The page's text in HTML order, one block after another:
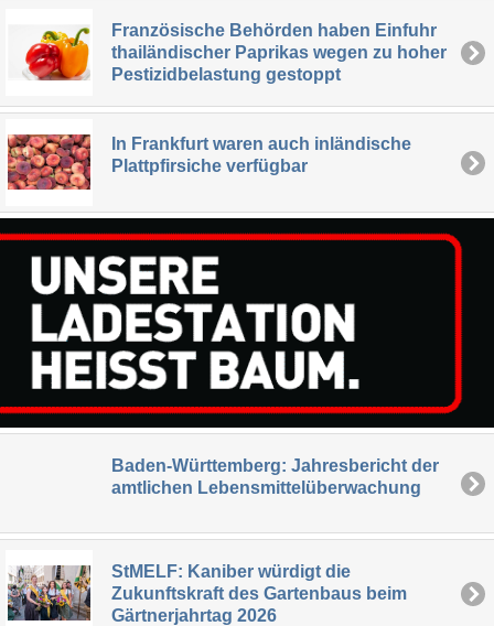
Französische Behörden haben Einfuhr
thailändischer Paprikas wegen zu hoher
Pestizidbelastung gestoppt
In Frankfurt waren auch inländische
Plattpfirsiche verfügbar
Baden-Württemberg: Jahresbericht der
amtlichen Lebensmittelüberwachung
StMELF: Kaniber würdigt die
Zukunftskraft des Gartenbaus beim
Gärtnerjahrtag 2026